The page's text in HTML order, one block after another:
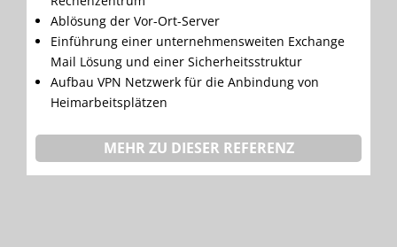
Ablösung der Vor-Ort-Server
Einführung einer unternehmensweiten Exchange
Mail Lösung und einer Sicherheitsstruktur
Aufbau VPN Netzwerk für die Anbindung von
Heimarbeitsplätzen
MEHR ZU DIESER REFERENZ